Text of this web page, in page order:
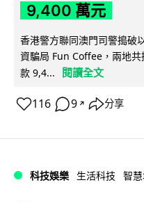
9,400 萬元
香港警方聯同澳門司警搗破
資騙局 Fun Coffee，兩地
款 9,4...
閱讀全文
116 9 ↗ 分享
科技娛樂 生活科技 智